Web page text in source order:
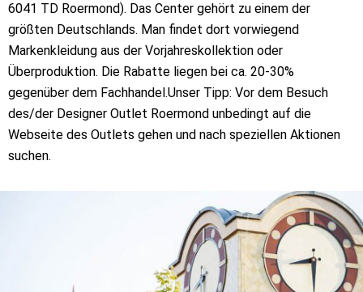
6041 TD Roermond). Das Center gehört zu einem der
größten Deutschlands. Man findet dort vorwiegend
Markenkleidung aus der Vorjahreskollektion oder
Überproduktion. Die Rabatte liegen bei ca. 20-30%
gegenüber dem Fachhandel.Unser Tipp: Vor dem Besuch
des/der Designer Outlet Roermond unbedingt auf die
Webseite des Outlets gehen und nach speziellen Aktionen
suchen.